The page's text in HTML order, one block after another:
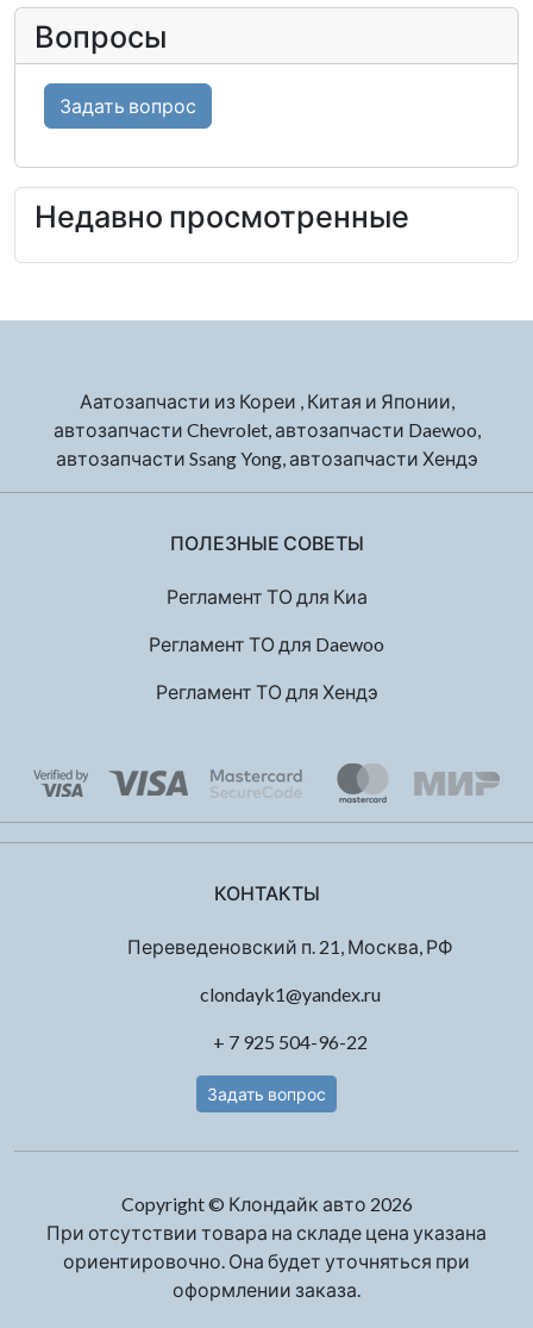
Вопросы
Задать вопрос
Недавно просмотренные
Аатозапчасти из Кореи , Китая и Японии,
автозапчасти Chevrolet, автозапчасти Daewoo,
автозапчасти Ssang Yong, автозапчасти Хендэ
ПОЛЕЗНЫЕ СОВЕТЫ
Регламент ТО для Киа
Регламент ТО для Daewoo
Регламент ТО для Хендэ
КОНТАКТЫ
Переведеновский п. 21, Москва, РФ
clondayk1@yandex.ru
+ 7 925 504-96-22
Задать вопрос
Copyright © Клондайк авто 2026
При отсутствии товара на складе цена указана
ориентировочно. Она будет уточняться при
оформлении заказа.